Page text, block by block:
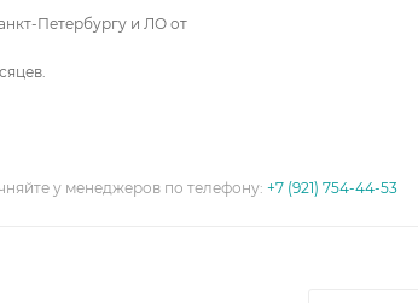
Петербургу и ЛО от
у менеджеров по телефону:+7 (921) 754-44-53